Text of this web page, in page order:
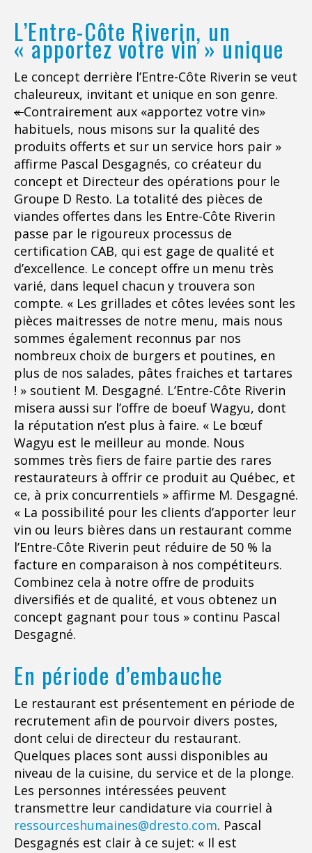
L’Entre-Côte Riverin, un
« apportez votre vin » unique
Le concept derrière l’Entre-Côte Riverin se veut
chaleureux, invitant et unique en son genre.
«Contrairement aux «apportez votre vin»
habituels, nous misons sur la qualité des
produits offerts et sur un service hors pair »
affirme Pascal Desgagnés, co créateur du
concept et Directeur des opérations pour le
Groupe D Resto. La totalité des pièces de
viandes offertes dans les Entre-Côte Riverin
passe par le rigoureux processus de
certification CAB, qui est gage de qualité et
d’excellence. Le concept offre un menu très
varié, dans lequel chacun y trouvera son
compte. « Les grillades et côtes levées sont les
pièces maitresses de notre menu, mais nous
sommes également reconnus par nos
nombreux choix de burgers et poutines, en
plus de nos salades, pâtes fraiches et tartares
! » soutient M. Desgagné. L’Entre-Côte Riverin
misera aussi sur l’offre de boeuf Wagyu, dont
la réputation n’est plus à faire. « Le bœuf
Wagyu est le meilleur au monde. Nous
sommes très fiers de faire partie des rares
restaurateurs à offrir ce produit au Québec, et
ce, à prix concurrentiels » affirme M. Desgagné.
« La possibilité pour les clients d’apporter leur
vin ou leurs bières dans un restaurant comme
l’Entre-Côte Riverin peut réduire de 50 % la
facture en comparaison à nos compétiteurs.
Combinez cela à notre offre de produits
diversifiés et de qualité, et vous obtenez un
concept gagnant pour tous » continu Pascal
Desgagné.
En période d’embauche
Le restaurant est présentement en période de
recrutement afin de pourvoir divers postes,
dont celui de directeur du restaurant.
Quelques places sont aussi disponibles au
niveau de la cuisine, du service et de la plonge.
Les personnes intéressées peuvent
transmettre leur candidature via courriel à
ressourceshumaines@dresto.com. Pascal
Desgagnés est clair à ce sujet: « Il est